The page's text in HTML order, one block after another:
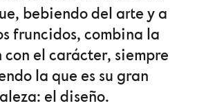
bebiendo del arte y a
fruncidos, combina la
el carácter, siempre
la que es su gran
el diseño.